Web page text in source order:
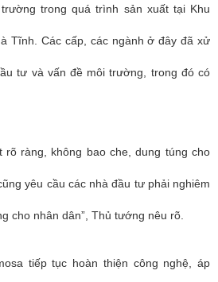
trong quá trình sản xuất tại Khu
Tĩnh. Các cấp, các ngành ở đây đã xử
tư và vấn đề môi trường, trong đó có
rõ ràng, không bao che, dung túng cho
yêu cầu các nhà đầu tư phải nghiêm
cho nhân dân”, Thủ tướng nêu rõ.
tiếp tục hoàn thiện công nghệ, áp